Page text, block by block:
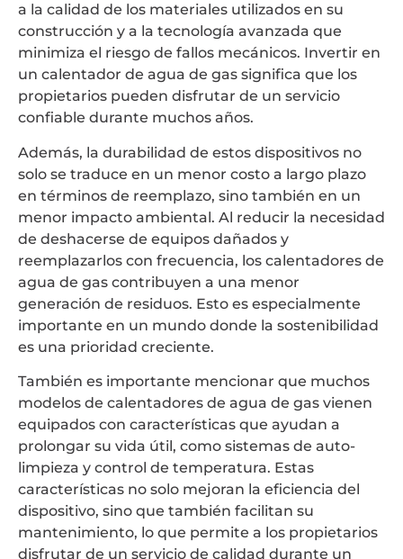
a la calidad de los materiales utilizados en su
construcción y a la tecnología avanzada que
minimiza el riesgo de fallos mecánicos. Invertir en
un calentador de agua de gas significa que los
propietarios pueden disfrutar de un servicio
confiable durante muchos años.
Además, la durabilidad de estos dispositivos no
solo se traduce en un menor costo a largo plazo
en términos de reemplazo, sino también en un
menor impacto ambiental. Al reducir la necesidad
de deshacerse de equipos dañados y
reemplazarlos con frecuencia, los calentadores de
agua de gas contribuyen a una menor
generación de residuos. Esto es especialmente
importante en un mundo donde la sostenibilidad
es una prioridad creciente.
También es importante mencionar que muchos
modelos de calentadores de agua de gas vienen
equipados con características que ayudan a
prolongar su vida útil, como sistemas de auto-
limpieza y control de temperatura. Estas
características no solo mejoran la eficiencia del
dispositivo, sino que también facilitan su
mantenimiento, lo que permite a los propietarios
disfrutar de un servicio de calidad durante un